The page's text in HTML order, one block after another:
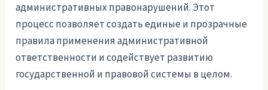
административных правонарушений. Этот
процесс позволяет создать единые и прозрачные
правила применения административной
ответственности и содействует развитию
государственной и правовой системы в целом.